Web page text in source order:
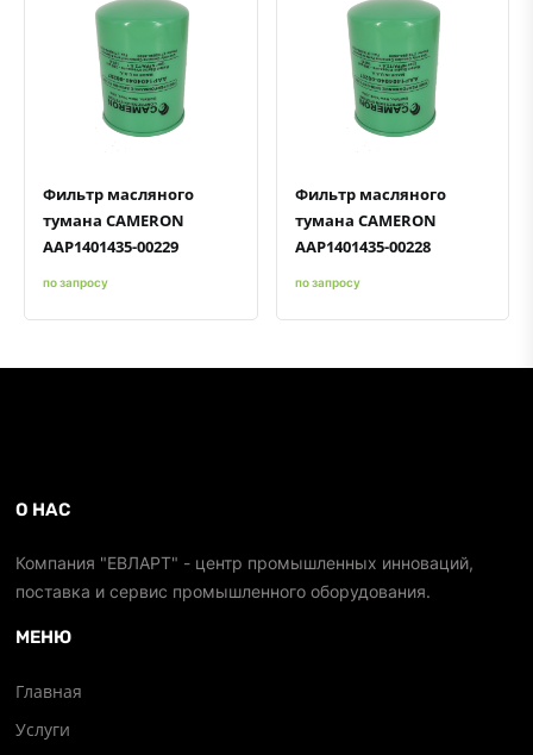
Быстрый просмотрДобавить к сравнению
Фильтр масляного
тумана CAMERON
AAP1401435-00229
по запросу
Быстрый просмотрДобавить к сравнению
Добавить в избранное
Фильтр масляного
тумана CAMERON
AAP1401435-00228
по запросу
О НАС
Компания "ЕВЛАРТ" - центр промышленных инноваций,
поставка и сервис промышленного оборудования.
МЕНЮ
Главная
Услуги